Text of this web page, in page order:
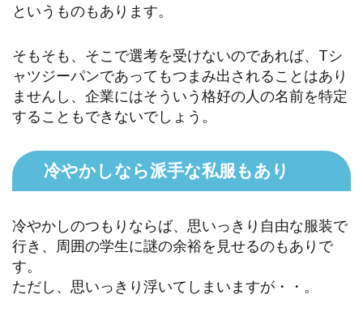
というものもあります。
そもそも、そこで選考を受けないのであれば、Tシ
ャツジーパンであってもつまみ出されることはあり
ませんし、企業にはそういう格好の人の名前を特定
することもできないでしょう。
冷やかしなら派手な私服もあり
冷やかしのつもりならば、思いっきり自由な服装で
行き、周囲の学生に謎の余裕を見せるのもありで
す。
ただし、思いっきり浮いてしまいますが・・。